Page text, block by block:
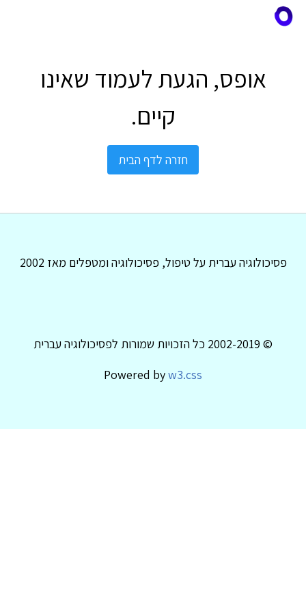
אופס, הגעת לעמוד שאינו
קיים.
חזרה לדף הבית
פסיכולוגיה עברית על טיפול, פסיכולוגיה ומטפלים מאז 2002
© 2002-2019 כל הזכויות שמורות לפסיכולוגיה עברית
Powered byw3.css